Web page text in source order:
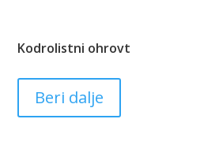
Kodrolistni ohrovt
Beri dalje